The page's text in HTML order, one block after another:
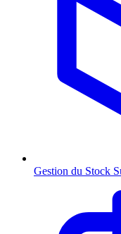
Gestion du Stock